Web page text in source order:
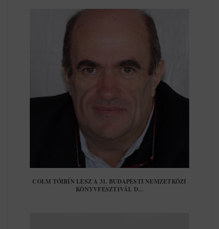
COLM TÓIBÍN LESZ A 31. BUDAPESTI NEMZETKÖZI
KÖNYVFESZTIVÁL D...